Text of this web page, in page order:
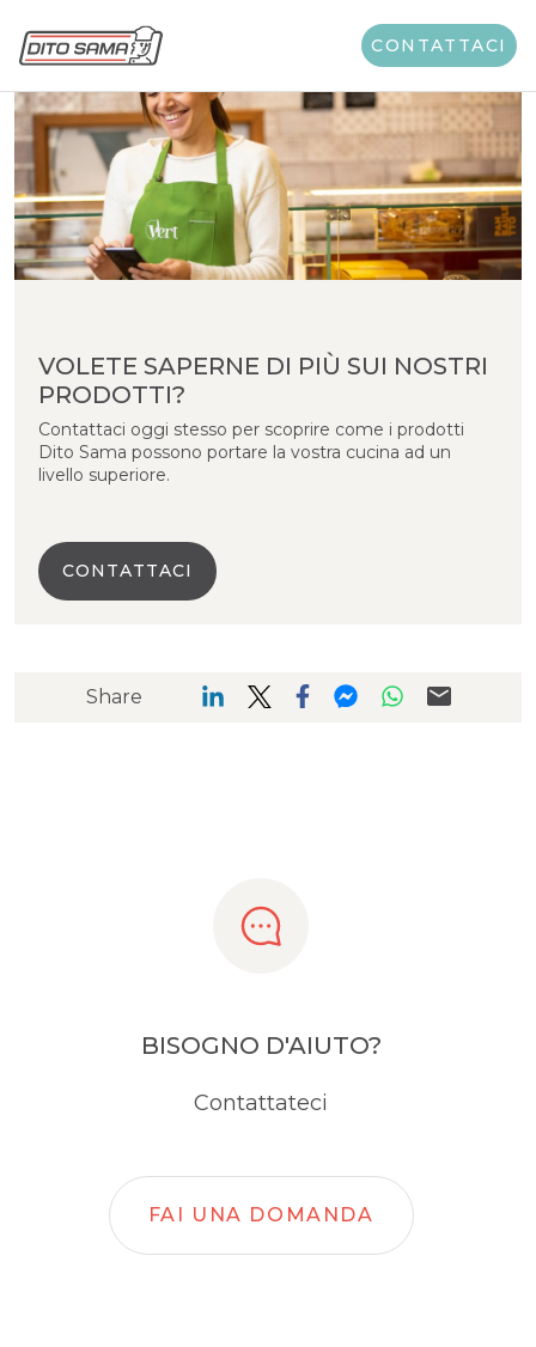
CONTATTACI
VOLETE SAPERNE DI PIÙ SUI NOSTRI
PRODOTTI?
Contattaci oggi stesso per scoprire come i prodotti
Dito Sama possono portare la vostra cucina ad un
livello superiore.
CONTATTACI
Share
BISOGNO D'AIUTO?
Contattateci
FAI UNA DOMANDA